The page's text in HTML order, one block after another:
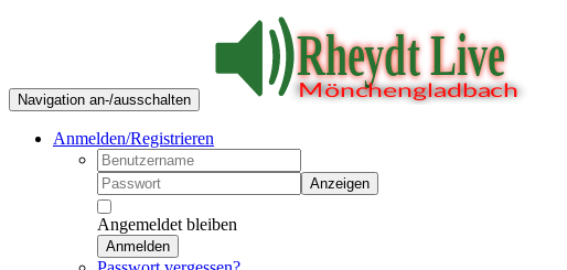
Navigation an-/ausschalten
Anmelden/Registrieren
Anzeigen
Angemeldet bleiben
Anmelden